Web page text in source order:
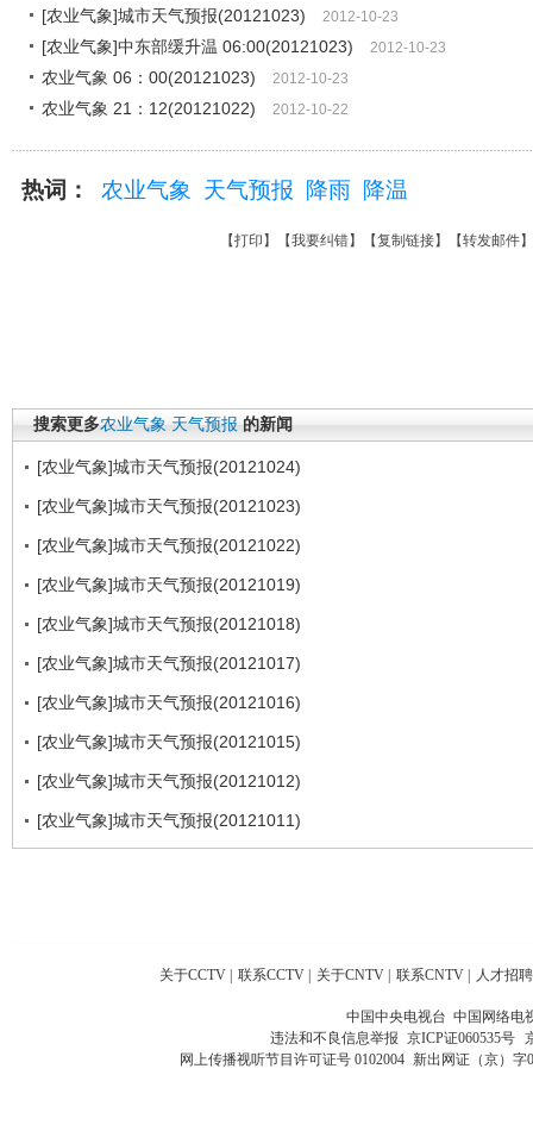
[农业气象]城市天气预报(20121023) 2012-10-23
[农业气象]中东部缓升温 06:00(20121023) 2012-10-23
农业气象 06：00(20121023) 2012-10-23
农业气象 21：12(20121022) 2012-10-22
热词： 农业气象 天气预报 降雨 降温
【打印 】【我要纠错】【复制链接】【转发邮件
搜索更多农业气象 天气预报 的新闻
[农业气象]城市天气预报(20121024)
[农业气象]城市天气预报(20121023)
[农业气象]城市天气预报(20121022)
[农业气象]城市天气预报(20121019)
[农业气象]城市天气预报(20121018)
[农业气象]城市天气预报(20121017)
[农业气象]城市天气预报(20121016)
[农业气象]城市天气预报(20121015)
[农业气象]城市天气预报(20121012)
[农业气象]城市天气预报(20121011)
关于CCTV 联系CCTV 关于CNTV 联系CNTV 人才招聘
中国中央电视台 中国网络电
违法和不良信息举报 京ICP证060535号
网上传播视听节目许可证号 0102004 新出网证（京）